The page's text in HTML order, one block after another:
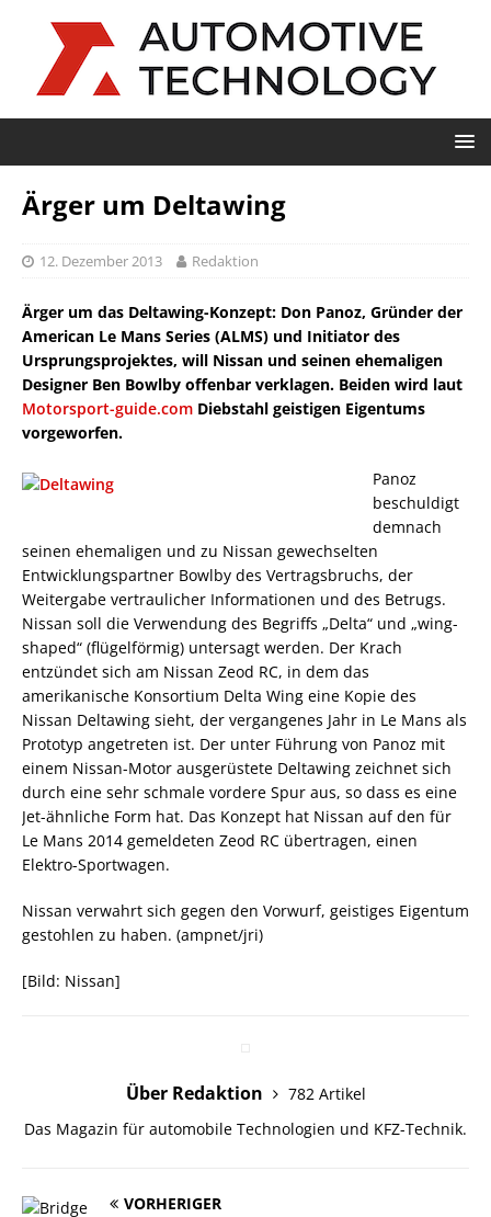
Ärger um Deltawing
12. Dezember 2013 Redaktion
Ärger um das Deltawing-Konzept: Don Panoz, Gründer der
American Le Mans Series (ALMS) und Initiator des
Ursprungsprojektes, will Nissan und seinen ehemaligen
Designer Ben Bowlby offenbar verklagen. Beiden wird laut
Motorsport-guide.com Diebstahl geistigen Eigentums
vorgeworfen.
Panoz
beschuldigt
demnach
seinen ehemaligen und zu Nissan gewechselten
Entwicklungspartner Bowlby des Vertragsbruchs, der
Weitergabe vertraulicher Informationen und des Betrugs.
Nissan soll die Verwendung des Begriffs „Delta“ und „wing-
shaped“ (flügelförmig) untersagt werden. Der Krach
entzündet sich am Nissan Zeod RC, in dem das
amerikanische Konsortium Delta Wing eine Kopie des
Nissan Deltawing sieht, der vergangenes Jahr in Le Mans als
Prototyp angetreten ist. Der unter Führung von Panoz mit
einem Nissan-Motor ausgerüstete Deltawing zeichnet sich
durch eine sehr schmale vordere Spur aus, so dass es eine
Jet-ähnliche Form hat. Das Konzept hat Nissan auf den für
Le Mans 2014 gemeldeten Zeod RC übertragen, einen
Elektro-Sportwagen.
Nissan verwahrt sich gegen den Vorwurf, geistiges Eigentum
gestohlen zu haben. (ampnet/jri)
[Bild: Nissan]
Über Redaktion
782 Artikel
Das Magazin für automobile Technologien und KFZ-Technik.
VORHERIGER